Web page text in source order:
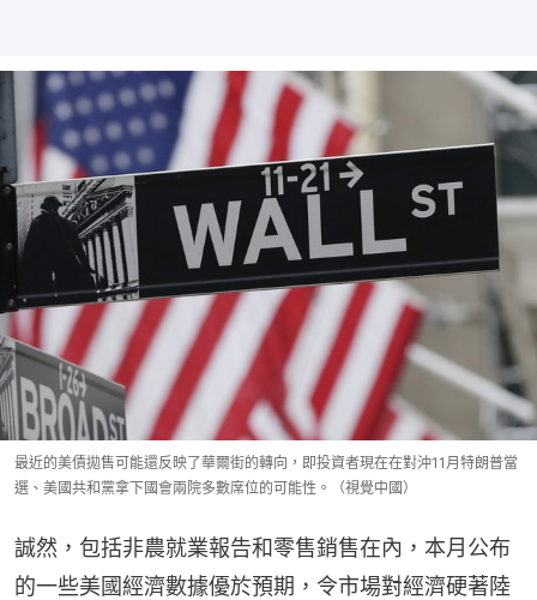
最近的美債拋售可能還反映了華爾街的轉向，即投資者現在在對沖11月特朗普當
選、美國共和黨拿下國會兩院多數席位的可能性。（視覺中國）
誠然，包括非農就業報告和零售銷售在內，本月公布
的一些美國經濟數據優於預期，令市場對經濟硬著陸